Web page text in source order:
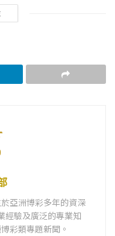
亞洲博彩多年的資深
經驗及廣泛的專業知
彩類專題新聞。